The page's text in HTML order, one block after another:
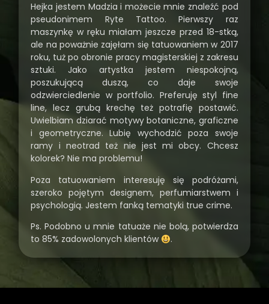
Hejka jestem Madzia i możecie mnie znaleźć pod
pseudonimem Ryte Tattoo. Pierwszy raz
maszynkę w ręku miałam jeszcze przed 18-stką,
ale na poważnie zajęłam się tatuowaniem w 2017
roku, tuż po obronie pracy magisterskiej z zakresu
sztuki. Jako artystka jestem niespokojną,
poszukującą duszą, co daje swoje
odzwierciedlenie w portfolio. Preferuję styl fine
line, lecz grubą krechę też potrafię postawić.
Uwielbiam dziarać motywy botaniczne, graficzne
i geometryczne. Lubię wychodzić poza swoje
ramy i neotrad też nie jest mi obcy. Chcesz
kolorek? Nie ma problemu!
Poza tatuowaniem interesuję się podróżami,
szeroko pojętym designem, perfumiarstwem i
psychologią. Jestem fanką tematyki true crime.
Ps. Podobno u mnie tatuaże nie bolą, potwierdza
to 85% zadowolonych klientów
.